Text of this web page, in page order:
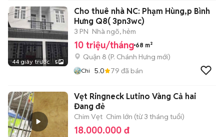
44 giây trước 5
Cho thuê nhà NC: Phạm Hùng,p Bình
Hưng Q8( 3pn3wc)
3 PN Nhà ngõ, hẻm
10 triệu/tháng 68 m²
Quận 8 (P. Chánh Hưng mới)
Chi 5.0 79 đã bán
Vẹt Ringneck Lutino Vàng Cả hai
Đang đẻ
Chim Vẹt Chim lớn (từ 3 tháng tuổi)
18.000.000 đ